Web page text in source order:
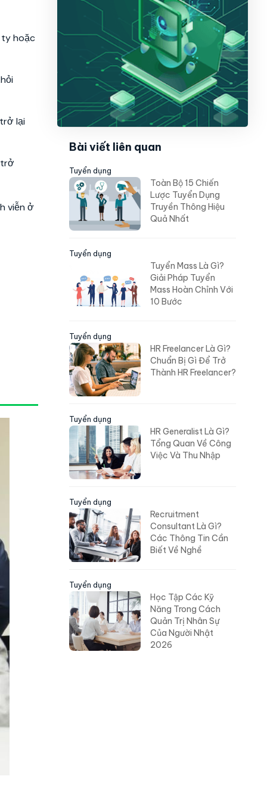
hoặc
lại
viễn ở
Bài viết liên quan
Tuyển dụng
Toàn Bộ 15 Chiến
Lược Tuyển Dụng
Truyền Thông Hiệu
Quả Nhất
Tuyển dụng
Tuyển Mass Là Gì?
Giải Pháp Tuyển
Mass Hoàn Chỉnh Với
10 Bước
Tuyển dụng
HR Freelancer Là Gì?
Chuẩn Bị Gì Để Trở
Thành HR Freelancer?
Tuyển dụng
HR Generalist Là Gì?
Tổng Quan Về Công
Việc Và Thu Nhập
Tuyển dụng
Recruitment
Consultant Là Gì?
Các Thông Tin Cần
Biết Về Nghề
Tuyển dụng
Học Tập Các Kỹ
Năng Trong Cách
Quản Trị Nhân Sự
Của Người Nhật
2026